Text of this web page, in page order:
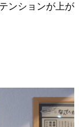
ンションが上が